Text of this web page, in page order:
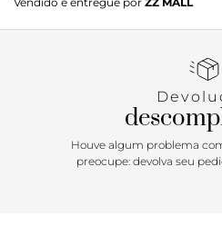
injetado de plástico, além de
em V dividindo os dedos do pé.
Houve algum problema
preocupe: devolva seu